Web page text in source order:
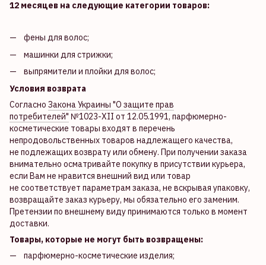
12 месяцев на следующие категории товаров:
фены для волос;
машинки для стрижки;
выпрямители и плойки для волос;
Условия возврата
Согласно Закона Украины "О защите прав
потребителей" №1023-XII от 12.05.1991, парфюмерно-
косметические товары входят в перечень
непродовольственных товаров надлежащего качества,
не подлежащих возврату или обмену. При получении заказа
внимательно осматривайте покупку в присутствии курьера,
если Вам не нравится внешний вид или товар
не соответствует параметрам заказа, не вскрывая упаковку,
возвращайте заказ курьеру, мы обязательно его заменим.
Претензии по внешнему виду принимаются только в момент
доставки.
Товары, которые не могут быть возвращены:
парфюмерно-косметические изделия;